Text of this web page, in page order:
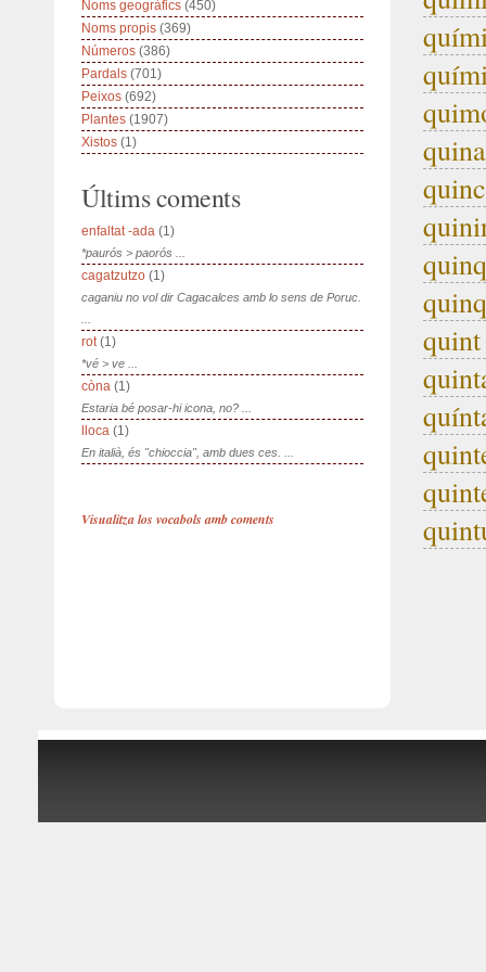
quina
Noms geogràfics (450)
Noms propis (369)
Números (386)
Pardals (701)
Peixos (692)
Plantes (1907)
Xistos (1)
Últims coments
enfaltat -ada (1)
*paurós > paorós ...
cagatzutzo (1)
caganiu no vol dir Cagacalces amb lo sens de Poruc.
rot(1)
*vé > ve ...
còna (1)
Estaria bé posar-hi icona, no? ...
lloca (1)
En italià, és "chioccia", amb dues ces. ...
Visualitza los vocabols amb coments